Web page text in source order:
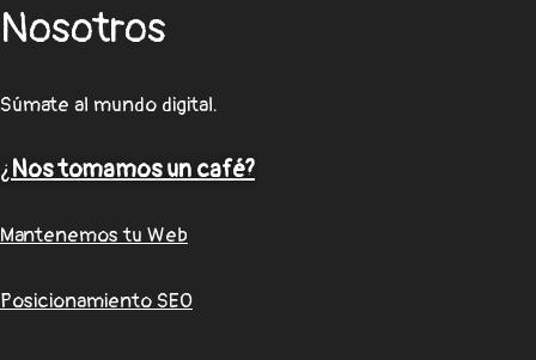
Nosotros
Súmate al mundo digital.
¿ Nos tomamos un café?
Mantenemos tu Web
Posicionamiento SEO